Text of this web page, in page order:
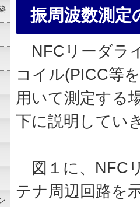
振周波数測定
NFCリーダラ
コイル(PICC等
用いて測定する
下に説明してい
図１に、NFC
テナ周辺回路を